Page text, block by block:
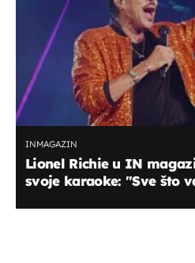
INMAGAZIN
Lionel Richie u IN
svoje karaoke: ''Sve što